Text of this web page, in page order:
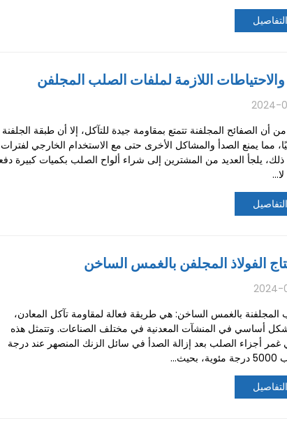
اللازمة لملفات الصلب المجلفن
2024-
أن الصفائح المجلفنة تتمتع بمقاومة جيدة للتآكل، إلا أن طبقة الجلفنة
مما يمنع الصدأ والمشاكل الأخرى حتى مع الاستخدام الخارجي لفترات
يلجأ العديد من المشترين إلى شراء ألواح الصلب بكميات كبيرة
الفولاذ المجلفن بالغمس الساخن
2024-
المجلفنة بالغمس الساخن: هي طريقة فعالة لمقاومة تآكل المعادن،
أساسي في المنشآت المعدنية في مختلف الصناعات. وتتمثل هذه
غمر أجزاء الصلب بعد إزالة الصدأ في سائل الزنك المنصهر عند درجة